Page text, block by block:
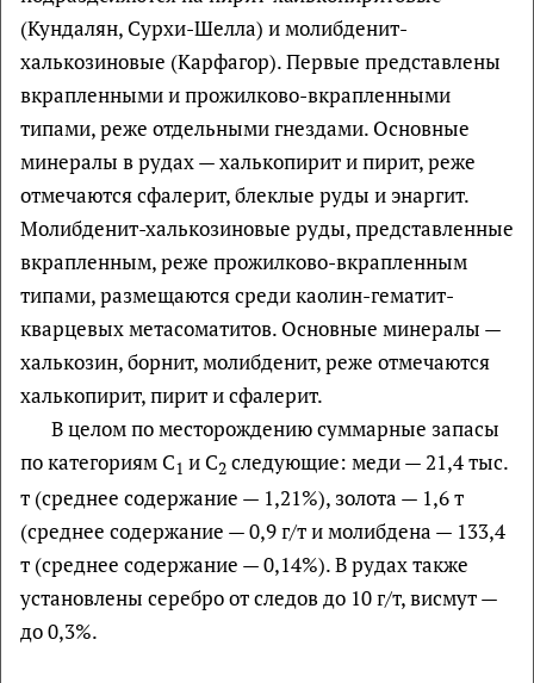
(Кундалян, Сурхи-Шелла) и молибденит-
халькозиновые (Карфагор). Первые представлены
вкрапленными и прожилково-вкрапленными
типами, реже отдельными гнездами. Основные
минералы в рудах — халькопирит и пирит, реже
отмечаются сфалерит, блеклые руды и энаргит.
Молибденит-халькозиновые руды, представленные
вкрапленным, реже прожилково-вкрапленным
типами, размещаются среди каолин-гематит-
кварцевых метасоматитов. Основные минералы —
халькозин, борнит, молибденит, реже отмечаются
халькопирит, пирит и сфалерит.
В целом по месторождению суммарные запасы
по категориям С1 и С2 следующие: меди — 21,4 тыс.
т (среднее содержание — 1,21%), золота — 1,6 т
(среднее содержание — 0,9 г/т и молибдена — 133,4
т (среднее содержание — 0,14%). В рудах также
установлены серебро от следов до 10 г/т, висмут —
до 0,3%.